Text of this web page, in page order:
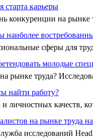
карьеры
конкуренции на рынке
наиболее
сферы для
молодые
рынке труда?
найти работу?
личностных качеств,
на рынке труда
исследований